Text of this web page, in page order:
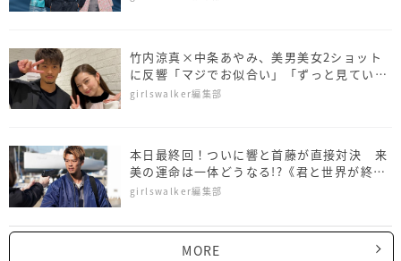
竹内涼真×中条あやみ、美男美女2ショット
に反響「マジでお似合い」「ずっと見ていた
い」
girlswalker編集部
本日最終回！ついに響と首藤が直接対決 来
美の運命は一体どうなる!?《君と世界が終わ
る日に最終回あらすじ》
girlswalker編集部
MORE